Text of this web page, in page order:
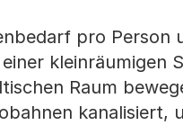
pro
kleinräumigen
Raum
kanalisiert,